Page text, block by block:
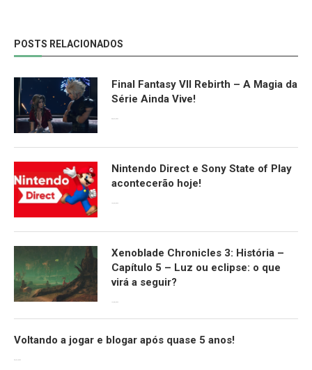
POSTS RELACIONADOS
Final Fantasy VII Rebirth – A Magia da
Série Ainda Vive!
Nintendo Direct e Sony State of Play
acontecerão hoje!
Xenoblade Chronicles 3: História –
Capítulo 5 – Luz ou eclipse: o que
virá a seguir?
Voltando a jogar e blogar após quase 5 anos!